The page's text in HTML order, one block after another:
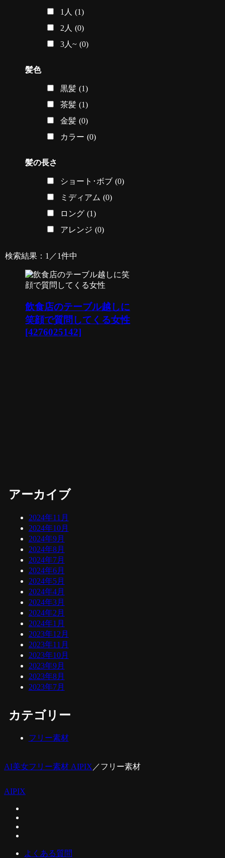
1人 (1)
2人 (0)
3人~ (0)
髪色
黒髪 (1)
茶髪 (1)
金髪 (0)
カラー (0)
髪の長さ
ショート･ボブ (0)
ミディアム (0)
ロング (1)
アレンジ (0)
検索結果：1／1件中
飲食店のテーブル越しに
笑顔で質問してくる女性
[4276025142]
アーカイブ
2024年11月
2024年10月
2024年9月
2024年8月
2024年7月
2024年6月
2024年5月
2024年4月
2024年3月
2024年2月
2024年1月
2023年12月
2023年11月
2023年10月
2023年9月
2023年8月
2023年7月
カテゴリー
フリー素材
AI美女フリー素材 AIPIX ／フリー素材
AIPIX
よくある質問